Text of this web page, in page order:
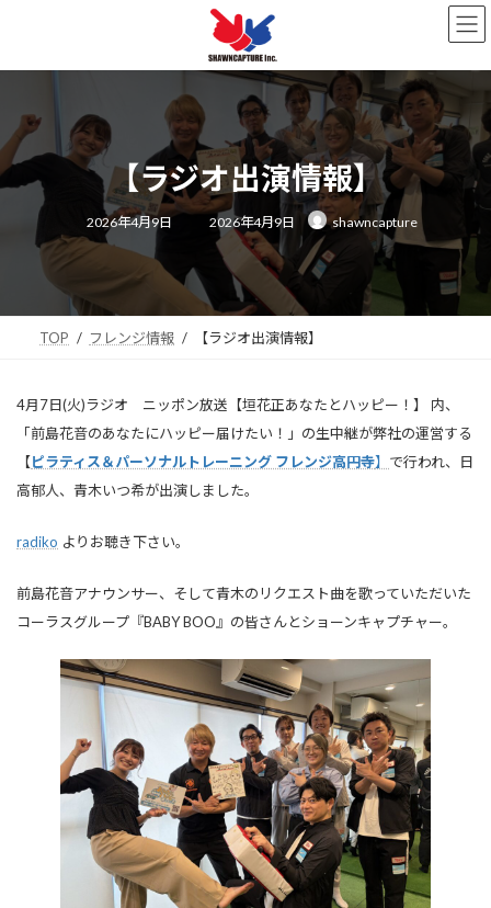
ン
ス
キ
ッ
ー
ン
に
移
【ラジオ出演情報】
2026年4月9日
最
終
更
新
2026年4月9日 shawncapture
TOP フレンジ情報 【ラジオ出演情報】
4月7日(火)ラジオ ニッポン放送【垣花正あなたとハッピー！】 内、
「前島花音のあなたにハッピー届けたい！」の生中継が弊社の運営する
【ピラティス＆パーソナルトレーニング フレンジ高円寺】 で行われ、日
高郁人、青木いつ希が出演しました。
radiko よりお聴き下さい。
前島花音アナウンサー、そして青木のリクエスト曲を歌っていただいた
コーラスグループ『BABY BOO』の皆さんとショーンキャプチャー。